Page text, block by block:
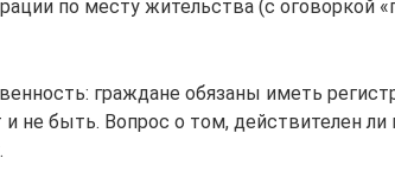
по месту жительства (с оговоркой
граждане обязаны иметь
не быть. Вопрос о том, действителен ли